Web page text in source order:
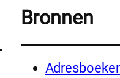
Bronnen